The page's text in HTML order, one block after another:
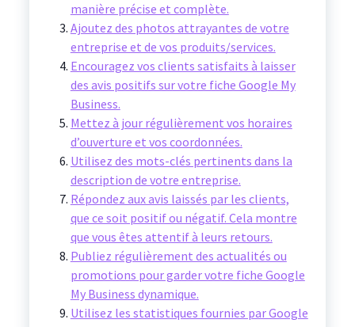
manière précise et complète.
Ajoutez des photos attrayantes de votre
entreprise et de vos produits/services.
Encouragez vos clients satisfaits à laisser
des avis positifs sur votre fiche Google My
Business.
Mettez à jour régulièrement vos horaires
d’ouverture et vos coordonnées.
Utilisez des mots-clés pertinents dans la
description de votre entreprise.
Répondez aux avis laissés par les clients,
que ce soit positif ou négatif. Cela montre
que vous êtes attentif à leurs retours.
Publiez régulièrement des actualités ou
promotions pour garder votre fiche Google
My Business dynamique.
Utilisez les statistiques fournies par Google